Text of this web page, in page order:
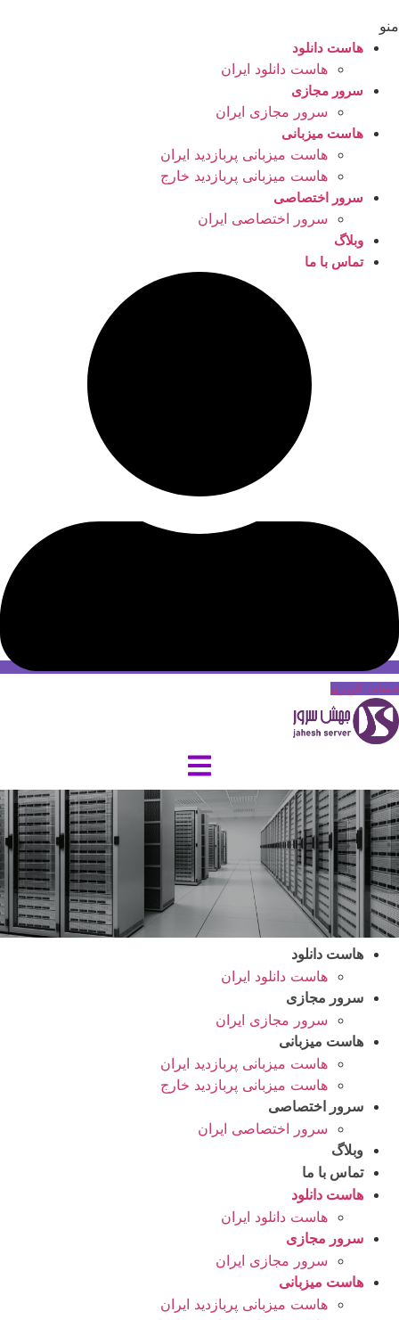
منو
هاست دانلود
هاست دانلود ایران
سرور مجازی
سرور مجازی ایران
هاست میزبانی
هاست میزبانی پربازدید ایران
هاست میزبانی پربازدید خارج
سرور اختصاصی
سرور اختصاصی ایران
وبلاگ
تماس با ما
حساب کاربری
هاست دانلود
هاست دانلود ایران
سرور مجازی
سرور مجازی ایران
هاست میزبانی
هاست میزبانی پربازدید ایران
هاست میزبانی پربازدید خارج
سرور اختصاصی
سرور اختصاصی ایران
وبلاگ
تماس با ما
هاست دانلود
هاست دانلود ایران
سرور مجازی
سرور مجازی ایران
هاست میزبانی
هاست میزبانی پربازدید ایران